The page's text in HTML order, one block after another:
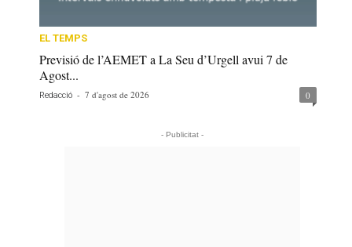
EL TEMPS
Previsió de l’AEMET a La Seu d’Urgell avui 7 de
Agost...
Redacció - 7 d'agost de 2026 0
- Publicitat -